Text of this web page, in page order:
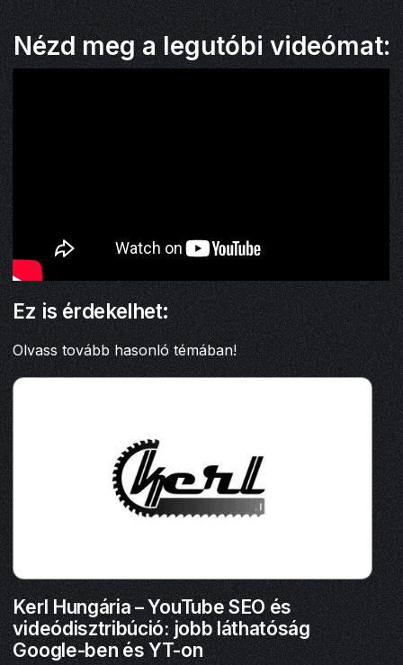
Nézd meg a legutóbi videómat:
Ez is érdekelhet:
Olvass tovább hasonló témában!
Kerl Hungária – YouTube SEO és
videódisztribúció: jobb láthatóság
Google-ben és YT-on